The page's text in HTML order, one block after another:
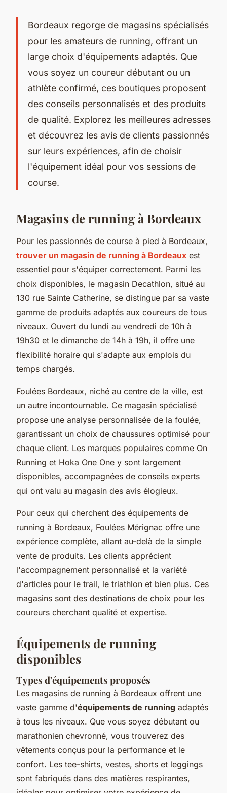
Bordeaux regorge de magasins spécialisés
pour les amateurs de running, offrant un
large choix d'équipements adaptés. Que
vous soyez un coureur débutant ou un
athlète confirmé, ces boutiques proposent
des conseils personnalisés et des produits
de qualité. Explorez les meilleures adresses
et découvrez les avis de clients passionnés
sur leurs expériences, afin de choisir
l'équipement idéal pour vos sessions de
course.
Magasins de running à Bordeaux
Pour les passionnés de course à pied à Bordeaux,
trouver un magasin de running à Bordeaux est
essentiel pour s'équiper correctement. Parmi les
choix disponibles, le magasin Decathlon, situé au
130 rue Sainte Catherine, se distingue par sa vaste
gamme de produits adaptés aux coureurs de tous
niveaux. Ouvert du lundi au vendredi de 10h à
19h30 et le dimanche de 14h à 19h, il offre une
flexibilité horaire qui s'adapte aux emplois du
temps chargés.
Foulées Bordeaux, niché au centre de la ville, est
un autre incontournable. Ce magasin spécialisé
propose une analyse personnalisée de la foulée,
garantissant un choix de chaussures optimisé pour
chaque client. Les marques populaires comme On
Running et Hoka One One y sont largement
disponibles, accompagnées de conseils experts
qui ont valu au magasin des avis élogieux.
Pour ceux qui cherchent des équipements de
running à Bordeaux, Foulées Mérignac offre une
expérience complète, allant au-delà de la simple
vente de produits. Les clients apprécient
l'accompagnement personnalisé et la variété
d'articles pour le trail, le triathlon et bien plus. Ces
magasins sont des destinations de choix pour les
coureurs cherchant qualité et expertise.
Équipements de running
disponibles
Types d'équipements proposés
Les magasins de running à Bordeaux offrent une
vaste gamme d'équipements de running adaptés
à tous les niveaux. Que vous soyez débutant ou
marathonien chevronné, vous trouverez des
vêtements conçus pour la performance et le
confort. Les tee-shirts, vestes, shorts et leggings
sont fabriqués dans des matières respirantes,